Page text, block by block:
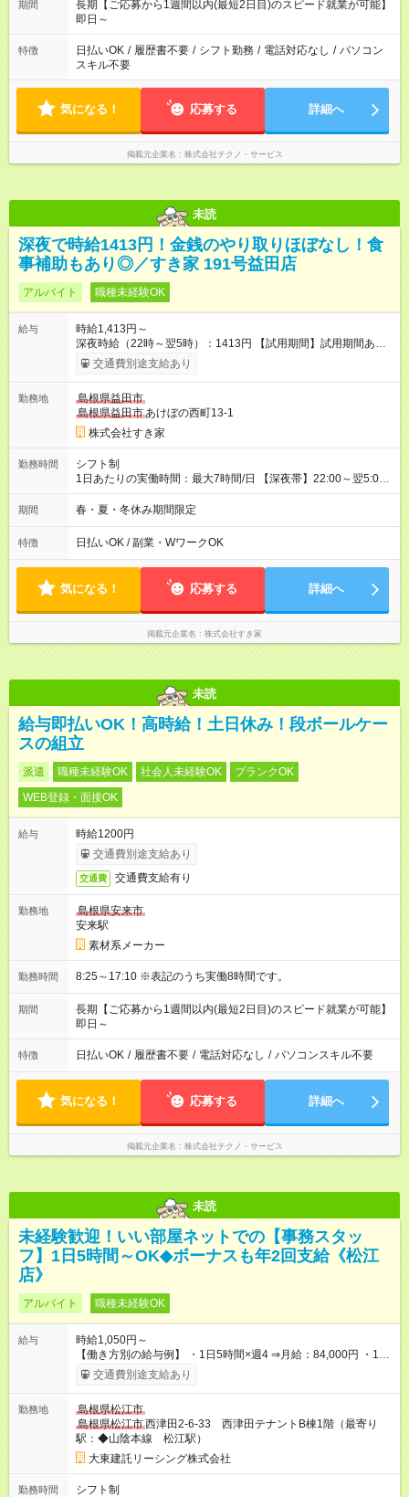
期間
長期【ご応募から1週間以内(最短2日目)のスピード就業が可能】
即日～
特徴 日払いOK / 履歴書不要 / シフト勤務 / 電話対応なし / パソコン
スキル不要
気になる！ 応募する 詳細へ
掲載元企業名 株式会社テクノ・サービス
未読
深夜で時給1413円！金銭のやり取りほぼなし！食
事補助もあり◎／すき家 191号益田店
アルバイト 職種未経験OK
給与
時給1,413円～
深夜時給（22時～翌5時）：1413円 【試用期間】試用期間あり
試用期間の長さ：1ヶ月 雇用形態、給与は本採用時と同じです。
試用期間の実態は30日（※条件変更なし）ですが、切り上げで
同時給）
交通費別途支給あり
勤務地
島根県益田市
島根県益田市あけぼの西町13-1
株式会社すき家
勤務時間
シフト制
1日あたりの実働時間：最大7時間/日 【深夜帯】22:00～翌5:00
週2日～・1日2h～OK◎ ※22:00から翌5:00までは18歳以上の方
のみ勤務可能です（18歳未満の深夜業務禁止のため） ★深夜で
す。 必ず、2名以上での勤務を行いますので、安心して働けま
す。
期間 春・夏・冬休み期間限定
特徴 日払いOK / 副業・WワークOK
気になる！ 応募する 詳細へ
掲載元企業名 株式会社すき家
未読
給与即払いOK！高時給！土日休み！段ボールケー
スの組立
派遣 職種未経験OK 社会人未経験OK
ブランクOK
WEB登録・面接OK
給与
時給1200円
交通費別途支給あり
交通費 交通費支給有り
勤務地
島根県安来市
安来駅
素材系メーカー
勤務時間 8:25～17:10 ※表記のうち実働8時間です。
期間
長期【ご応募から1週間以内(最短2日目)のスピード就業が可能】
即日～
特徴 日払いOK / 履歴書不要 / 電話対応なし / パソコンスキル不要
気になる！ 応募する 詳細へ
掲載元企業名 株式会社テクノ・サービス
未読
未経験歓迎！いい部屋ネットでの【事務スタッ
フ】1日5時間～OK◆ボーナスも年2回支給《松江
店》
アルバイト 職種未経験OK
給与
時給1,050円～
【働き方別の給与例】 ・1日5時間×週4 ⇒月給：84,000円 ・1日
8時間×週5 ⇒月給：168,000円 ☆ライフスタイルに合わせて柔軟
に働けます！ 《昇給》 あり※会社業績による 《賞与》 年2回あ
月4万円) ●資格手当(宅地建物取引士：1万円/月) 【試用期間】試
用期間なし
交通費別途支給あり
勤務地
島根県松江市
島根県松江市西津田2-6-33 西津田テナントB棟1階（最寄り
駅：◆山陰本線 松江駅）
大東建託リーシング株式会社
勤務時間
シフト制